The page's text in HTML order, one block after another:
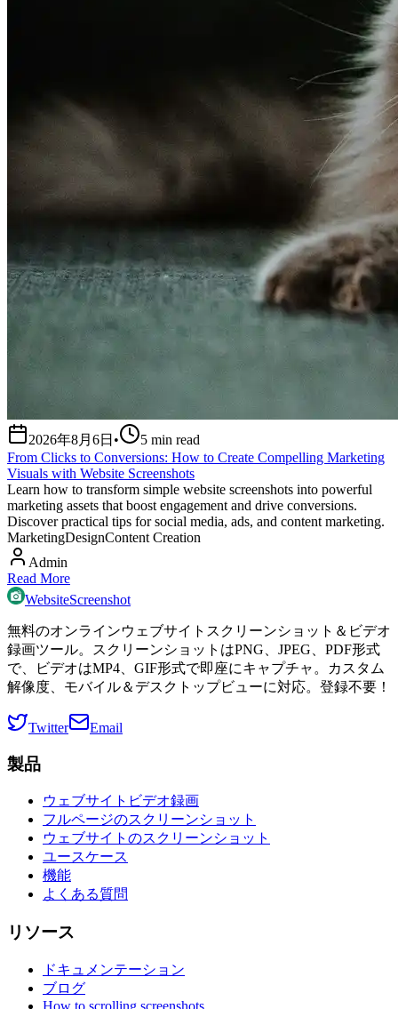
2026年8月6日 • 5 min read
From Clicks to Conversions: How to Create Compelling Marketing
Visuals with Website Screenshots
Learn how to transform simple website screenshots into powerful
marketing assets that boost engagement and drive conversions.
Discover practical tips for social media, ads, and content marketing.
MarketingDesignContent Creation
Admin
Read More
WebsiteScreenshot
無料のオンラインウェブサイトスクリーンショット＆ビデオ
録画ツール。スクリーンショットはPNG、JPEG、PDF形式
で、ビデオはMP4、GIF形式で即座にキャプチャ。カスタム
解像度、モバイル＆デスクトップビューに対応。登録不要！
Twitter Email
製品
ウェブサイトビデオ録画
フルページのスクリーンショット
ウェブサイトのスクリーンショット
ユースケース
機能
よくある質問
リソース
ドキュメンテーション
ブログ
How to scrolling screenshots